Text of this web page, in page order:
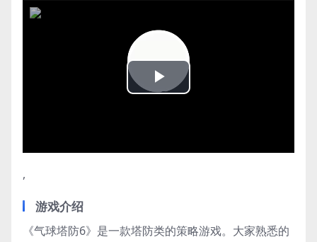
Play
,
游戏介绍
《气球塔防6》是一款塔防类的策略游戏。大家熟悉的